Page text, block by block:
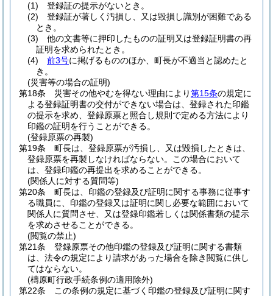
(1)
登録証の提示がないとき。
(2)
登録証が著しく汚損し、又は毀損し識別が困難である
とき。
(3)
他の文書等に押印したものの証明又は登録証明書の再
証明を求められたとき。
(4)
前3号に掲げるもののほか、町長が不適当と認めたと
き。
(災害等の場合の証明)
第18条
災害その他やむを得ない理由により第15条の規定に
よる登録証明書の交付ができない場合は、登録された印鑑
の提示を求め、登録原票と照合し規則で定める方法により
印鑑の証明を行うことができる。
(登録原票の再製)
第19条
町長は、登録原票が汚損し、又は毀損したときは、
登録原票を再製しなければならない。
この場合において
は、登録印鑑の再提出を求めることができる。
(関係人に対する質問等)
第20条
町長は、印鑑の登録及び証明に関する事務に従事す
る職員に、印鑑の登録又は証明に関し必要な範囲において
関係人に質問させ、又は登録印鑑若しくは関係書類の提示
を求めさせることができる。
(閲覧の禁止)
第21条
登録原票その他印鑑の登録及び証明に関する書類
は、法令の規定により請求があった場合を除き閲覧に供し
てはならない。
(檮原町行政手続条例の適用除外)
第22条
この条例の規定に基づく印鑑の登録及び証明に関す